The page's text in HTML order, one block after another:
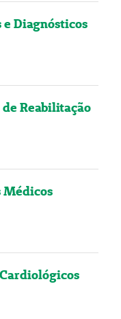
Diagnósticos
Reabilitação
Médicos